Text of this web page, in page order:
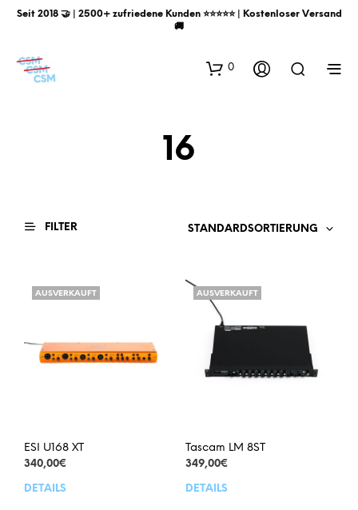
Seit 2018 🤝 | 2500+ zufriedene Kunden ⭐️⭐️⭐️⭐️⭐️ | Kostenloser Versand
🚚
0
16
FILTER STANDARDSORTIERUNG
AUSVERKAUFT
ESI U168 XT
340,00€
DETAILS
AUSVERKAUFT
Tascam LM 8ST
349,00€
DETAILS